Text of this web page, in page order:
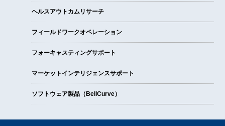
ヘルスアウトカムリサーチ
フィールドワークオペレーション
フォーキャスティングサポート
マーケットインテリジェンスサポート
ソフトウェア製品（BellCurve）